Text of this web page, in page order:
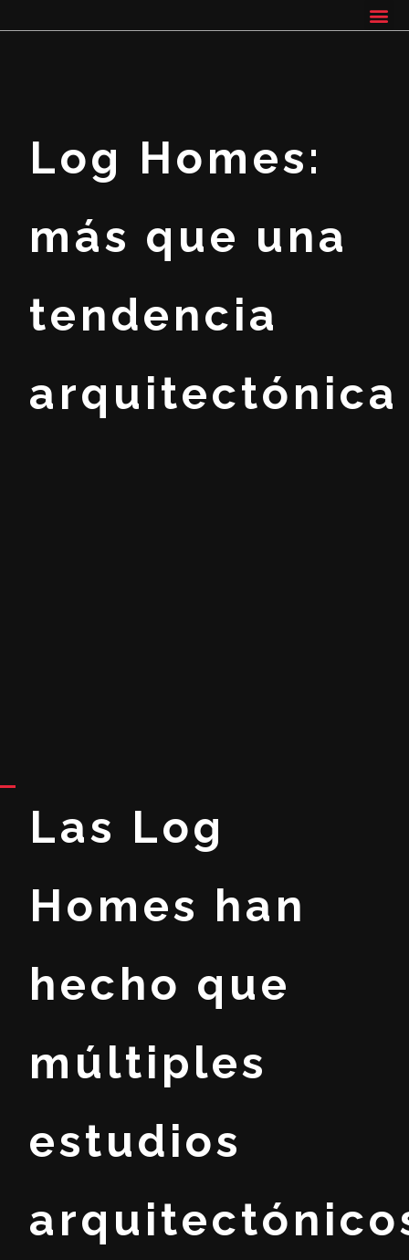
Log Homes:
más que una
tendencia
arquitectónica
Las Log
Homes han
hecho que
múltiples
estudios